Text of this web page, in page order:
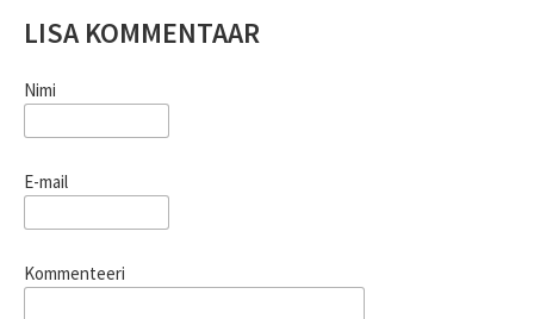
LISA KOMMENTAAR
Nimi
E-mail
Kommenteeri